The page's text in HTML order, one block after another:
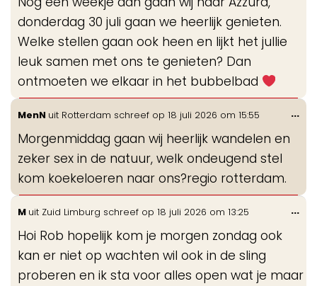
donderdag 30 juli gaan we heerlijk genieten.
Welke stellen gaan ook heen en lijkt het jullie
leuk samen met ons te genieten? Dan
ontmoeten we elkaar in het bubbelbad
MenN uit Rotterdam schreef op 18 juli 2026 om 15:55
Morgenmiddag gaan wij heerlijk wandelen en
zeker sex in de natuur, welk ondeugend stel
kom koekeloeren naar ons?regio rotterdam.
...
M uit Zuid Limburg schreef op 18 juli 2026 om 13:25
Hoi Rob hopelijk kom je morgen zondag ook
kan er niet op wachten wil ook in de sling
proberen en ik sta voor alles open wat je maar
...